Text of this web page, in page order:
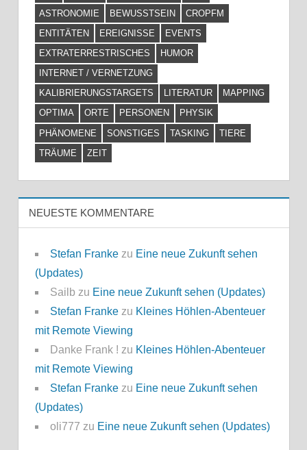
ASTRONOMIE
BEWUSSTSEIN
CROPFM
ENTITÄTEN
EREIGNISSE
EVENTS
EXTRATERRESTRISCHES
HUMOR
INTERNET / VERNETZUNG
KALIBRIERUNGSTARGETS
LITERATUR
MAPPING
OPTIMA
ORTE PERSONEN
PHYSIK
PHÄNOMENE
SONSTIGES TASKING
TIERE
TRÄUME
ZEIT
NEUESTE KOMMENTARE
Stefan Frankezu Eine neue Zukunft sehen
(Updates)
Sailb zu Eine neue Zukunft sehen (Updates)
Stefan Frankezu Kleines Höhlen-Abenteuer
mit Remote Viewing
Danke Frank ! zu Kleines Höhlen-Abenteuer
mit Remote Viewing
Stefan Frankezu Eine neue Zukunft sehen
(Updates)
oli777 zu Eine neue Zukunft sehen (Updates)